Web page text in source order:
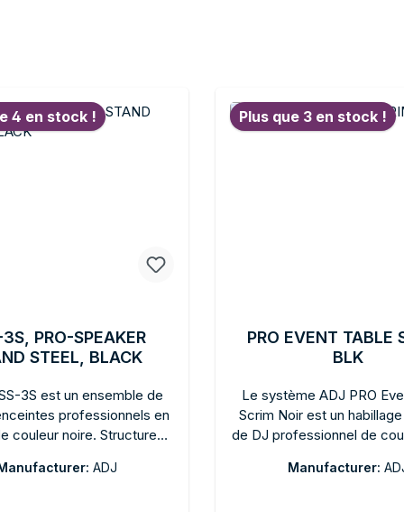
4 en stock !
PRO-SPEAKER
STEEL, BLACK
3S est un ensemble de
professionnels en
couleur noire. Structure
enceintes. Réglage en
ADJ
Plus que 3 en stock !
PRO EVENT TABLE
BLK
Le système ADJ PRO
Scrim Noir est un
de DJ professionnel de
DJ standard. Son design
Manufacturer: